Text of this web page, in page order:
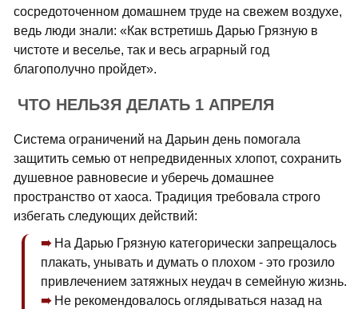
сосредоточенном домашнем труде на свежем воздухе,
ведь люди знали: «Как встретишь Дарью Грязную в
чистоте и веселье, так и весь аграрный год
благополучно пройдет».
ЧТО НЕЛЬЗЯ ДЕЛАТЬ 1 АПРЕЛЯ
Система ограничений на Дарьин день помогала
защитить семью от непредвиденных хлопот, сохранить
душевное равновесие и уберечь домашнее
пространство от хаоса. Традиция требовала строго
избегать следующих действий:
На Дарью Грязную категорически запрещалось
плакать, унывать и думать о плохом - это грозило
привлечением затяжных неудач в семейную жизнь.
Не рекомендовалось оглядываться назад на